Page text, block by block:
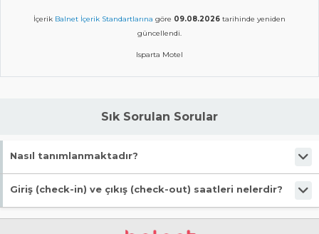
İçerik Balnet İçerik Standartlarına göre 09.08.2026 tarihinde yeniden
güncellendi.
Isparta Motel
Sık Sorulan Sorular
Nasıl tanımlanmaktadır?
Tesis Apart Otel statüsündedir.
Giriş (check-in) ve çıkış (check-out) saatleri nelerdir?
Giriş en erken 14:00, çıkış en geç 12:00 saatindedir.